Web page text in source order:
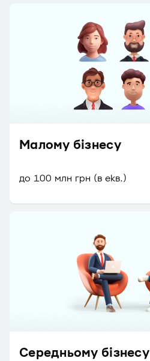
Малому бізнесу
до 100 млн грн (в екв.)
Середньому бізнесу